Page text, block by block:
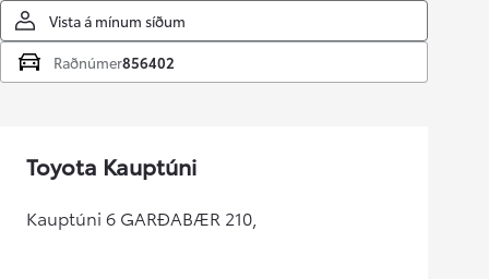
Vista á mínum síðum
Raðnúmer856402
Toyota Kauptúni
Kauptúni 6 GARÐABÆR 210,